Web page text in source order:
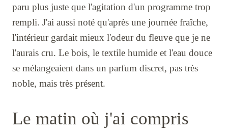
paru plus juste que l'agitation d'un programme trop
rempli. J'ai aussi noté qu'après une journée fraîche,
l'intérieur gardait mieux l'odeur du fleuve que je ne
l'aurais cru. Le bois, le textile humide et l'eau douce
se mélangeaient dans un parfum discret, pas très
noble, mais très présent.
Le matin où j'ai compris